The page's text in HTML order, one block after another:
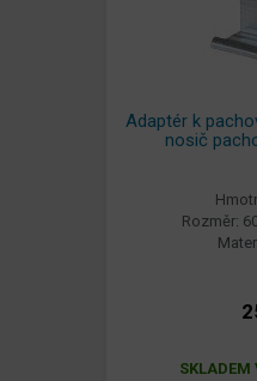
Adaptér k
nosič
Rozměr:
SKLADEM